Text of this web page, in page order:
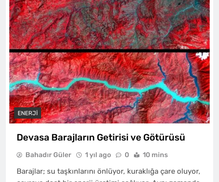
ENERJI
Devasa Barajların Getirisi ve Götürüsü
Bahadır Güler 1 yıl ago 0 10 mins
Barajlar; su taşkınlarını önlüyor, kuraklığa çare oluyor,